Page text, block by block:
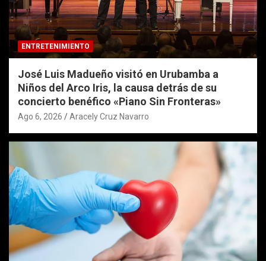
ENTRETENIMIENTO
José Luis Madueño visitó en Urubamba a
Niños del Arco Iris, la causa detrás de su
concierto benéfico «Piano Sin Fronteras»
Ago 6, 2026 Aracely Cruz Navarro